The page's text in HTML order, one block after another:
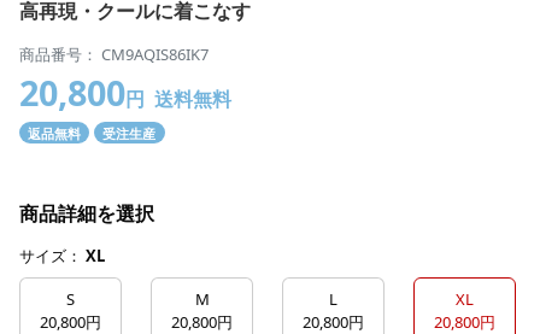
高再現・クールに着こなす
商品番号： CM9AQIS86IK7
20,800円 送料無料
返品無料 受注生産
商品詳細を選択
サイズ： XL
S
20,800円
M
20,800円
L
20,800円
XL
20,800円